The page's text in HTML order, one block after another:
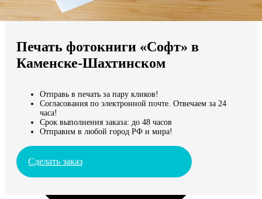
Мы доставляем по всему миру
Продолжить без города
Печать фотокниги «Софт» в
Каменске-Шахтинском
Отправь в печать за пару кликов!
Согласования по электронной почте. Отвечаем за 24
часа!
Срок выполнения заказа: до 48 часов
Отправим в любой город РФ и мира!
Сделать заказ